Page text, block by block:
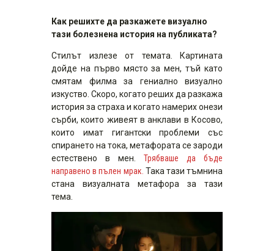
Как решихте да разкажете визуално
тази болезнена история на публиката?
Стилът излезе от темата. Картината
дойде на първо място за мен, тъй като
смятам филма за гениално визуално
изкуство. Скоро, когато реших да разкажа
история за страха и когато намерих онези
сърби, които живеят в анклави в Косово,
които имат гигантски проблеми със
спирането на тока, метафората се зароди
естествено в мен. Трябваше да бъде
направено в пълен мрак. Така тази тъмнина
стана визуалната метафора за тази
тема.